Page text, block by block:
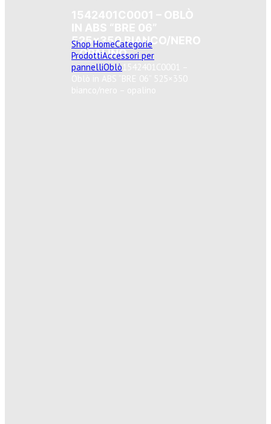
525×350 BIANCO/NERO
– OPALINO
Shop HomeCategorie
ProdottiAccessori per
pannelliOblò